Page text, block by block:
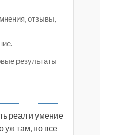
отзывы,
результаты
реал и умение
уж там, но все